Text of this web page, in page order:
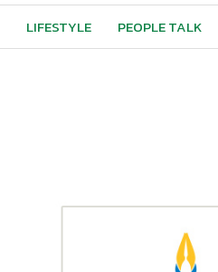
LIFESTYLE PEOPLE TALK